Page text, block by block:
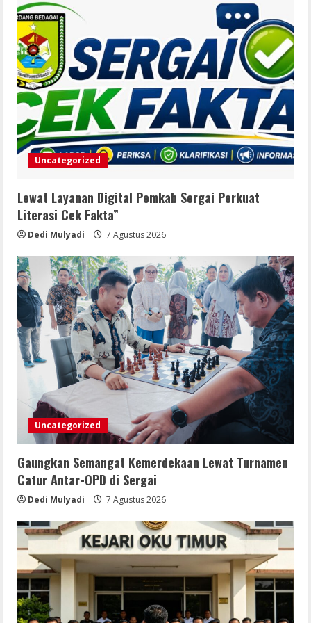
Uncategorized
Lewat Layanan Digital Pemkab Sergai Perkuat
Literasi Cek Fakta”
Dedi Mulyadi 7 Agustus 2026
Uncategorized
Gaungkan Semangat Kemerdekaan Lewat Turnamen
Catur Antar-OPD di Sergai
Dedi Mulyadi 7 Agustus 2026